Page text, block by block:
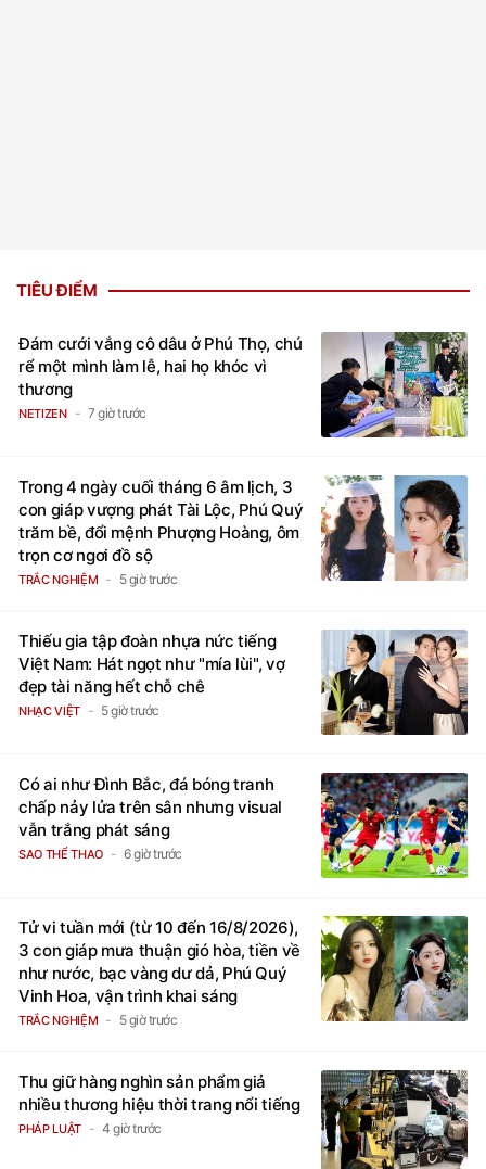
TIÊU ĐIỂM
Đám cưới vắng cô dâu ở Phú Thọ, chú
rể một mình làm lễ, hai họ khóc vì
thương
NETIZEN 7 giờ trước
Trong 4 ngày cuối tháng 6 âm lịch, 3
con giáp vượng phát Tài Lộc, Phú Quý
trăm bề, đổi mệnh Phượng Hoàng, ôm
trọn cơ ngơi đồ sộ
TRẮC NGHIỆM 5 giờ trước
Thiếu gia tập đoàn nhựa nức tiếng
Việt Nam: Hát ngọt như "mía lùi", vợ
đẹp tài năng hết chỗ chê
NHẠC VIỆT 5 giờ trước
Có ai như Đình Bắc, đá bóng tranh
chấp nảy lửa trên sân nhưng visual
vẫn trắng phát sáng
SAO THỂ THAO 6 giờ trước
Tử vi tuần mới (từ 10 đến 16/8/2026),
3 con giáp mưa thuận gió hòa, tiền về
như nước, bạc vàng dư dả, Phú Quý
Vinh Hoa, vận trình khai sáng
TRẮC NGHIỆM 5 giờ trước
Thu giữ hàng nghìn sản phẩm giả
nhiều thương hiệu thời trang nổi tiếng
PHÁP LUẬT 4 giờ trước